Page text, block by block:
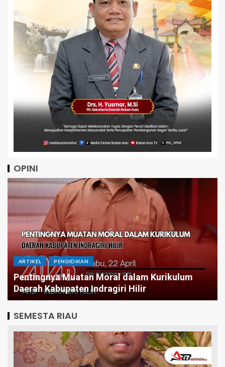
OPINI
ARTIKEL
Menatap Asa Dibalik Angka: Jika APBD Inhil
Tetap Stagnan Butuh Berapa Periode Demi
Infrastruktur Merata?
SEMESTA RIAU